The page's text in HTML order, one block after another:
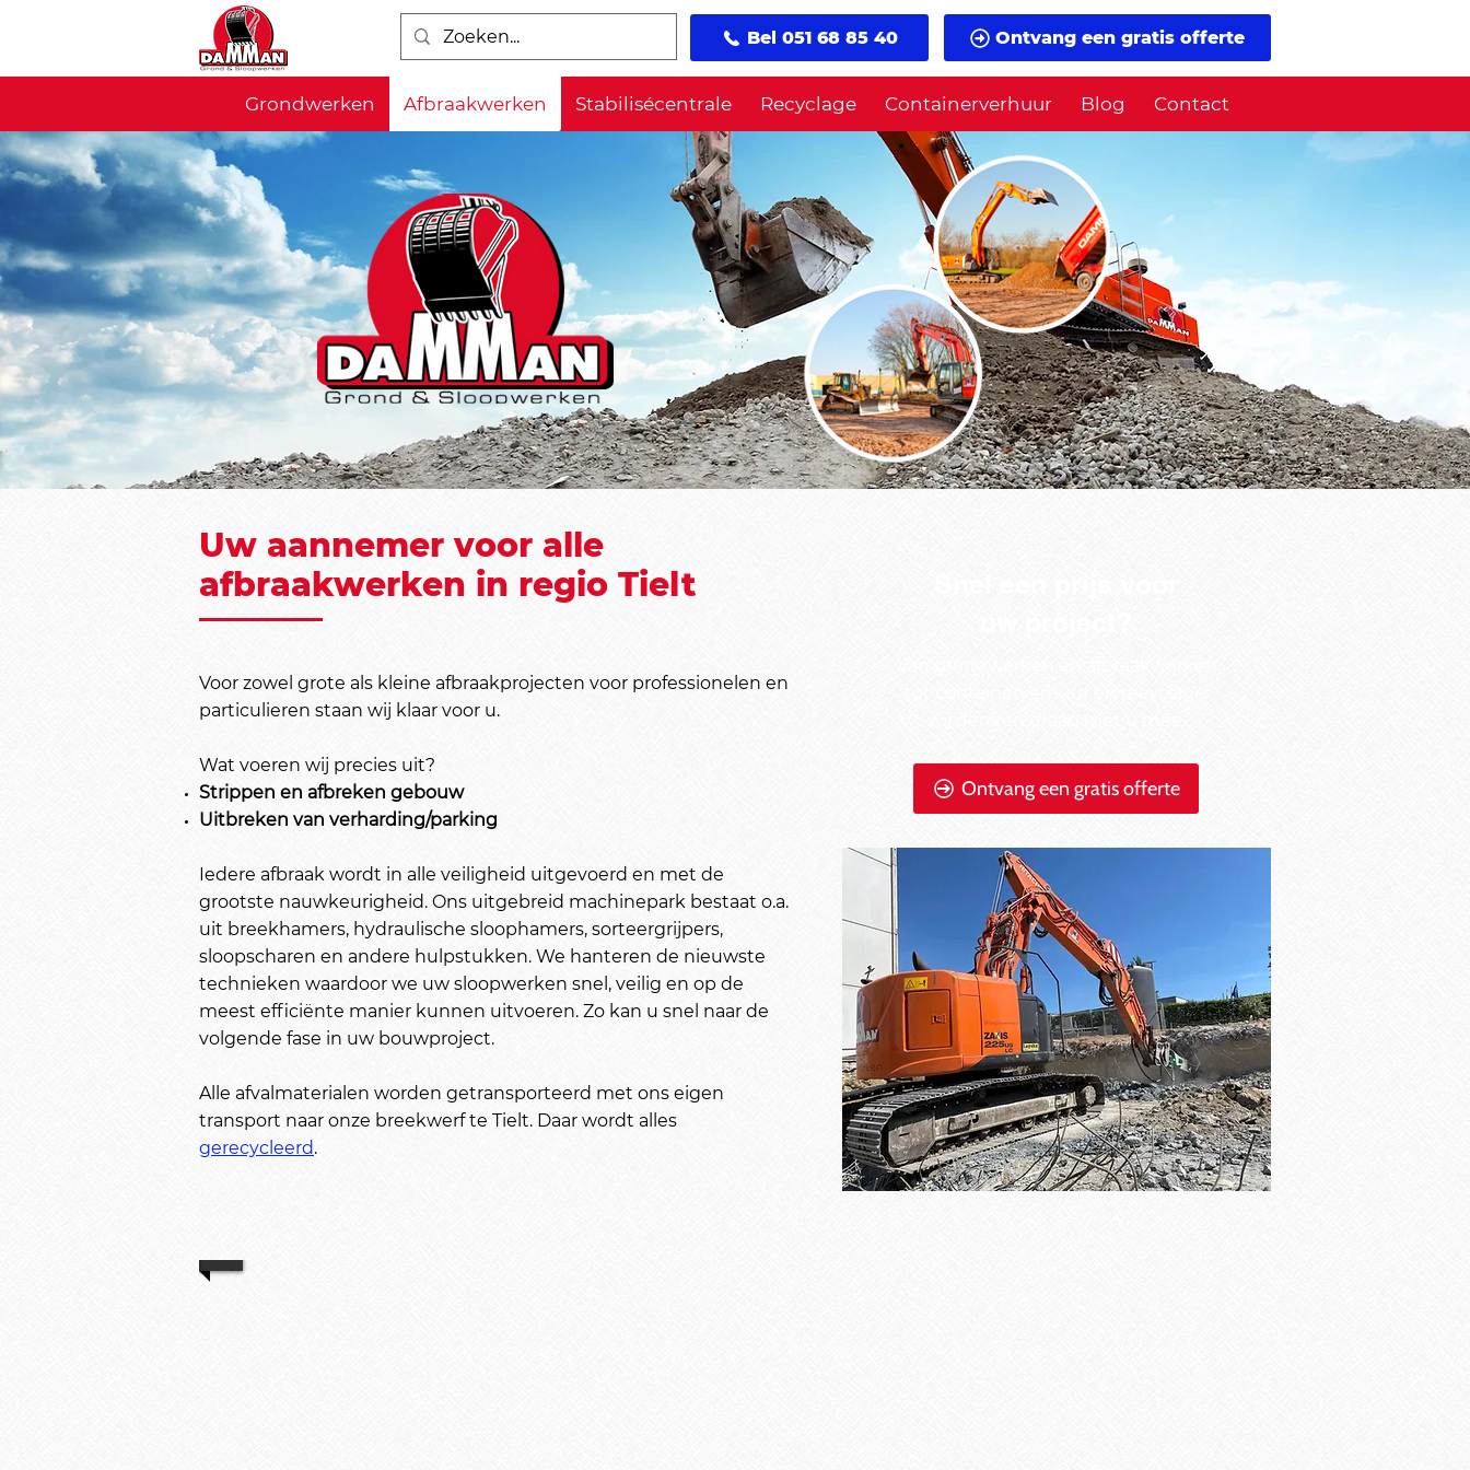
Bel 051 68 85 40 Ontvang een gratis offerte
Grondwerken Afbraakwerken Stabilisécentrale Recyclage Containerverhuur Blog Contact
Uw aannemer voor alle
afbraakwerken in regio Tielt
Voor zowel grote als kleine afbraakprojecten voor professionelen en
particulieren staan wij klaar voor u.
Wat voeren wij precies uit?
Strippen en afbreken gebouw
Uitbreken van verharding/parking
Iedere afbraak wordt in alle veiligheid uitgevoerd en met de
grootste nauwkeurigheid. Ons uitgebreid machinepark bestaat o.a.
uit breekhamers, hydraulische sloophamers, sorteergrijpers,
sloopscharen en andere hulpstukken. We hanteren de nieuwste
technieken waardoor we uw sloopwerken snel, veilig en op de
meest efficiënte manier kunnen uitvoeren. Zo kan u snel naar de
volgende fase in uw bouwproject.
Alle afvalmaterialen worden getransporteerd met ons eigen
transport naar onze breekwerf te Tielt. Daar wordt alles
gerecycleerd.
Ontvang een gratis offerte